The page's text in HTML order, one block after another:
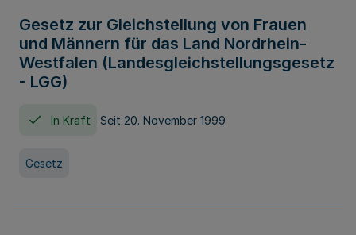
Gesetz zur Gleichstellung von Frauen
und Männern für das Land Nordrhein-
Westfalen (Landesgleichstellungsgesetz
- LGG)
In Kraft Seit 20. November 1999
Gesetz